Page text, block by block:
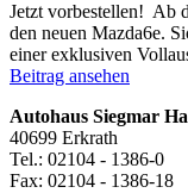
Jetzt vorbestellen! Ab
den neuen Mazda6e.
einer exklusiven
Beitrag ansehen
Autohaus Siegmar
40699 Erkrath
Tel.: 02104 - 1386-0
Fax: 02104 - 1386-18